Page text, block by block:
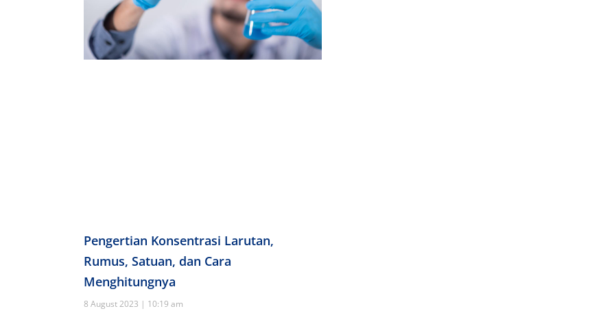
Pengertian Konsentrasi Larutan,
Rumus, Satuan, dan Cara
Menghitungnya
8 August 2023
10:19 am